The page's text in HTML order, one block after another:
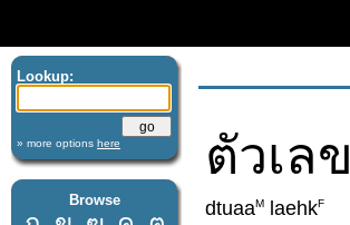
Lookup:
» more options here
Browse
ตัวเลข
dtuaaM laehkF